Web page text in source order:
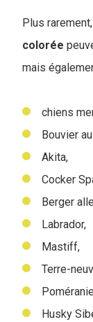
Plus
colorée
mais
chiens
Bouvier
Akita,
Cocker
Berger
Labrador,
Mastiff,
Terre-
Husky